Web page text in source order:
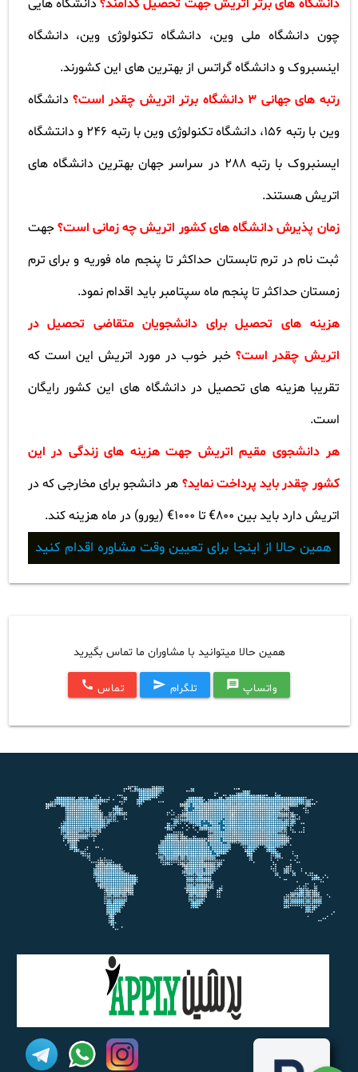
دانشگاه های برتر اتریش جهت تحصیل کدامند؟ دانشگاه هایی
چون دانشگاه ملی وین، دانشگاه تکنولوژی وین، دانشگاه
اینسبروک و دانشگاه گراتس از بهترین های این کشورند.
رتبه های جهانی 3 دانشگاه برتر اتریش چقدر است؟
دانشگاه
وین با رتبه 156، دانشگاه تکنولوژی وین با رتبه 246 و دانتشگاه
ایسنبروک با رتبه 288 در سراسر جهان بهترین دانشگاه های
اتریش هستند.
زمان پذیرش دانشگاه های کشور اتریش چه زمانی است؟جهت
ثبت نام در ترم تابستان حداکثر تا پنجم ماه فوریه و برای ترم
زمستان حداکثر تا پنجم ماه سپتامبر باید اقدام نمود.
هزینه های تحصیل برای دانشجویان متقاضی تحصیل در
اتریش چقدر است؟خبر خوب در مورد اتریش این است که
تقریبا هزینه های تحصیل در دانشگاه های این کشور رایگان
است.
هر دانشجوی مقیم اتریش جهت هزینه های زندگی در این
کشور چقدر باید پرداخت نماید؟ هر دانشجو برای مخارجی که در
اتریش دارد باید بین 800€ تا 1000€ (یورو) در ماه هزینه کند
.
همین حالا از اینجا برای تعیین وقت مشاوره اقدام کنید
همین حالا میتوانید با مشاوران ما تماس بگیرید
واتساپ message تلگرام send تماس call